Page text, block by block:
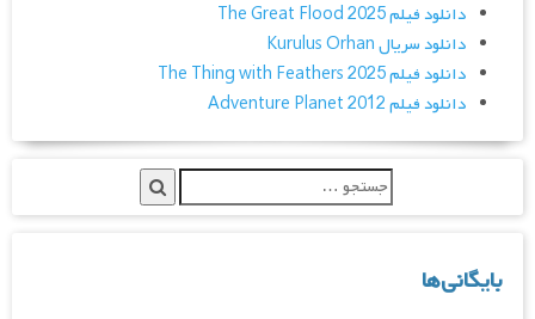
دانلود فیلم The Great Flood 2025
دانلود سریال Kurulus Orhan
دانلود فیلم The Thing with Feathers 2025
دانلود فیلم Adventure Planet 2012
بایگانی‌ها